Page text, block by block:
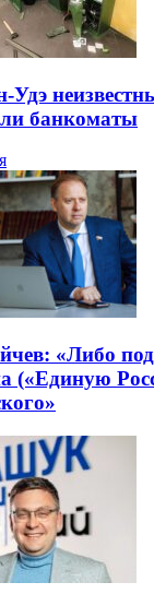
Удэ
банкоматы
«Либо
(«Единую